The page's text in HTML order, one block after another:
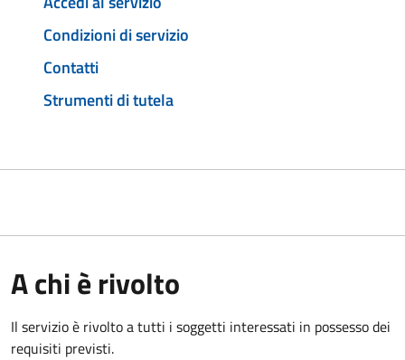
Condizioni di servizio
Contatti
Strumenti di tutela
A chi è rivolto
Il servizio è rivolto a tutti i soggetti interessati in possesso dei
requisiti previsti.